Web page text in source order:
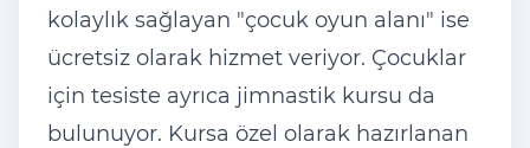
kolaylık sağlayan "çocuk oyun alanı" ise
ücretsiz olarak hizmet veriyor. Çocuklar
için tesiste ayrıca jimnastik kursu da
bulunuyor. Kursa özel olarak hazırlanan